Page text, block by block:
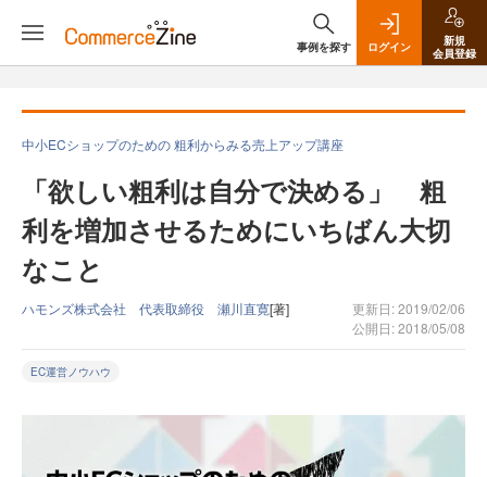
事例を探す ログイン
新規
会員登録
中小ECショップのための 粗利からみる売上アップ講座
「欲しい粗利は自分で決める」 粗
利を増加させるためにいちばん大切
なこと
ハモンズ株式会社 代表取締役 瀬川直寛[著]
更新日: 2019/02/06
公開日: 2018/05/08
EC運営ノウハウ